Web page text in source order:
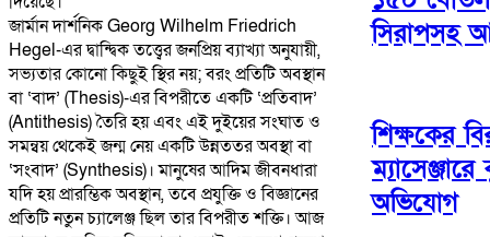
​জার্মান দার্শনিক Georg Wilhelm Friedrich
Hegel-এর দ্বান্দ্বিক তত্ত্বের জনপ্রিয় ব্যাখ্যা অনুযায়ী,
সভ্যতার কোনো কিছুই স্থির নয়; বরং প্রতিটি অবস্থান
বা ‘বাদ’ (Thesis)-এর বিপরীতে একটি ‘প্রতিবাদ’
(Antithesis) তৈরি হয় এবং এই দুইয়ের সংঘাত ও
সমন্বয় থেকেই জন্ম নেয় একটি উন্নততর অবস্থা বা
‘সংবাদ’ (Synthesis)। মানুষের আদিম জীবনধারা
যদি হয় প্রারম্ভিক অবস্থান, তবে প্রযুক্তি ও বিজ্ঞানের
প্রতিটি নতুন চ্যালেঞ্জ ছিল তার বিপরীত শক্তি। আজ
সিরাপসহ
শিক্ষকের
ম্যাসেঞ্জারে
অভিযোগ